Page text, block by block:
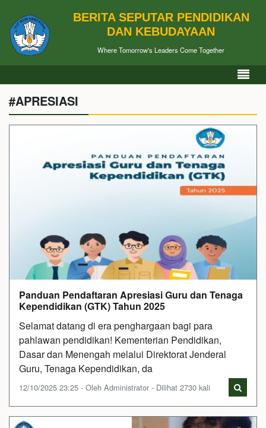
BERITA SEPUTAR PENDIDIKAN
DAN KEBUDAYAAN
Where Tomorrow's Leaders Come Together
#APRESIASI
Panduan Pendaftaran Apresiasi Guru dan Tenaga
Kependidikan (GTK) Tahun 2025
Selamat datang di era penghargaan bagi para
pahlawan pendidikan! Kementerian Pendidikan,
Dasar dan Menengah melalui Direktorat Jenderal
Guru, Tenaga Kependidikan, da
12/10/2025 23:25 - Oleh Administrator - Dilihat 2730 kali